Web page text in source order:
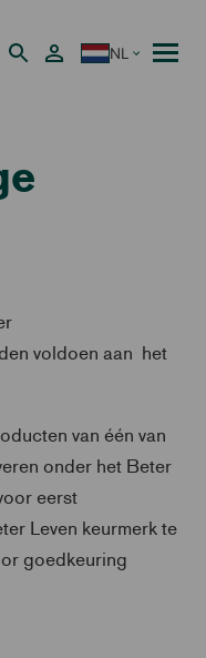
NL
voldoen aan het
van één van
onder het Beter
eerst
Leven keurmerk te
goedkeuring